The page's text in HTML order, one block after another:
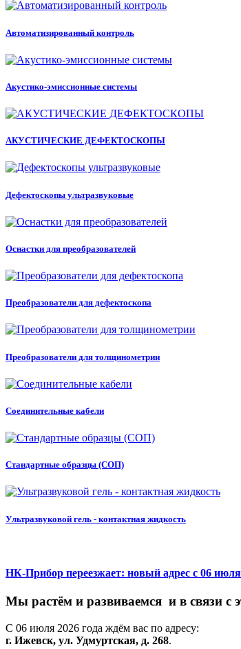
Автоматизированный контроль
Акустико-эмиссионные системы
АКУСТИЧЕСКИЕ ДЕФЕКТОСКОПЫ
Дефектоскопы ультразвуковые
Оснастки для преобразователей
Преобразователи для дефектоскопа
Преобразователи для толщинометрии
Соединительные кабели
Стандартные образцы (СОП)
Ультразвуковой гель - контактная жидкость
НК-Прибор переезжает: новый адрес с 06 июля
Мы растём и развиваемся и в связи с
С 06 июля 2026 года ждём вас по адресу:
г. Ижевск, ул. Удмуртская, д. 268.